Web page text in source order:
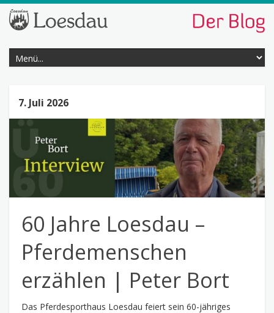
60 Jahre Loesdau –
Pferdemenschen
erzählen | Peter Bort
Das Pferdesporthaus Loesdau feiert sein 60-jähriges
7. Juli 2026